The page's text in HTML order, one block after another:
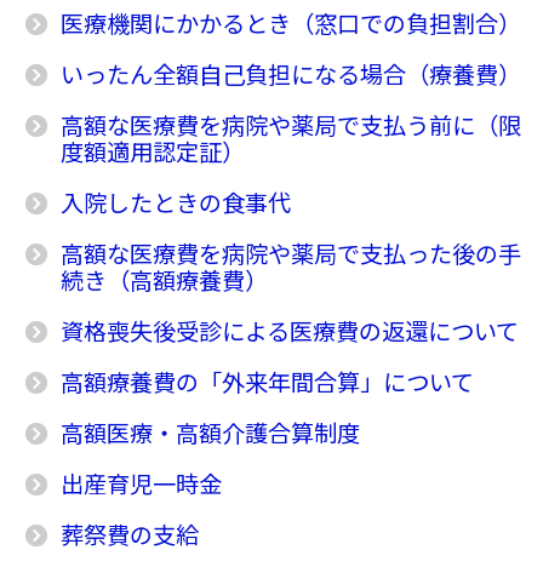
医療機関にかかるとき（窓口での負担割合）
いったん全額自己負担になる場合（療養費）
高額な医療費を病院や薬局で支払う前に（限
度額適用認定証）
入院したときの食事代
高額な医療費を病院や薬局で支払った後の手
続き（高額療養費）
資格喪失後受診による医療費の返還について
高額療養費の「外来年間合算」について
高額医療・高額介護合算制度
出産育児一時金
葬祭費の支給